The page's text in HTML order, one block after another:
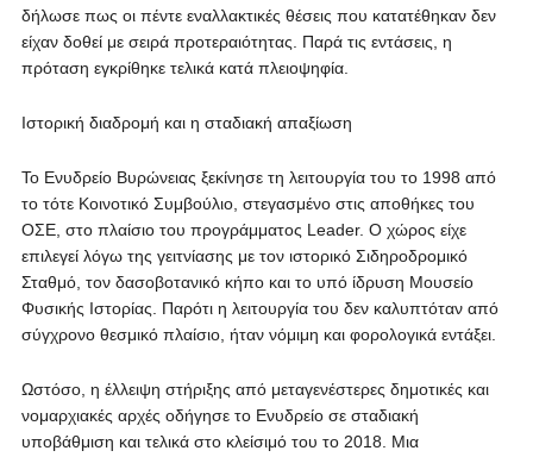
δήλωσε πως οι πέντε εναλλακτικές θέσεις που κατατέθηκαν δεν
είχαν δοθεί με σειρά προτεραιότητας. Παρά τις εντάσεις, η
πρόταση εγκρίθηκε τελικά κατά πλειοψηφία.
Ιστορική διαδρομή και η σταδιακή απαξίωση
Το Ενυδρείο Βυρώνειας ξεκίνησε τη λειτουργία του το 1998 από
το τότε Κοινοτικό Συμβούλιο, στεγασμένο στις αποθήκες του
ΟΣΕ, στο πλαίσιο του προγράμματος Leader. Ο χώρος είχε
επιλεγεί λόγω της γειτνίασης με τον ιστορικό Σιδηροδρομικό
Σταθμό, τον δασοβοτανικό κήπο και το υπό ίδρυση Μουσείο
Φυσικής Ιστορίας. Παρότι η λειτουργία του δεν καλυπτόταν από
σύγχρονο θεσμικό πλαίσιο, ήταν νόμιμη και φορολογικά εντάξει.
Ωστόσο, η έλλειψη στήριξης από μεταγενέστερες δημοτικές και
νομαρχιακές αρχές οδήγησε το Ενυδρείο σε σταδιακή
υποβάθμιση και τελικά στο κλείσιμό του το 2018. Μια